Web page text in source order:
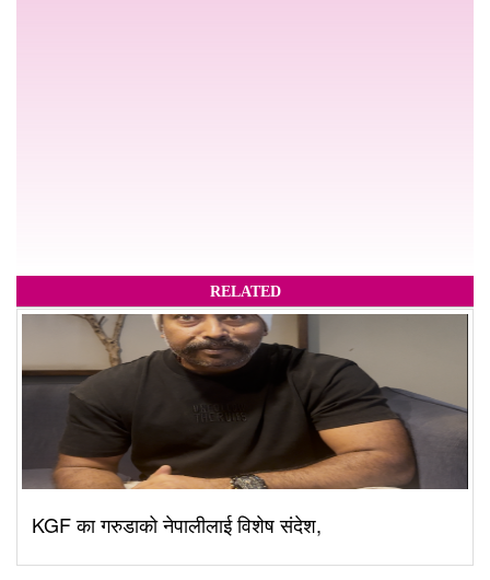
RELATED
KGF का गरुडाको नेपालीलाई विशेष संदेश,